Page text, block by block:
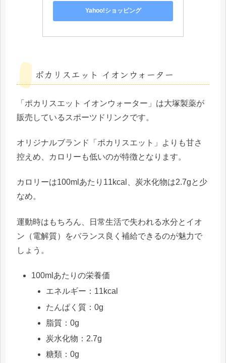
Yahoo!ショッピング
ポカリスエット イオンウォーター
「ポカリスエット イオンウォーター」は大塚製薬が
販売しているスポーツドリンクです。
オリジナルブランド「ポカリスエット」よりも甘さ
控えめ、カロリーも低いのが特徴となります。
カロリーは100mlあたり11kcal、炭水化物は2.7gと少
なめ。
運動時はもちろん、日常生活で失われる水分とイオ
ン（電解質）をバランス良く補給できるのが魅力で
しょう。
100mlあたりの栄養価
エネルギー：11kcal
たんぱく質：0g
脂質：0g
炭水化物：2.7g
糖類：0g